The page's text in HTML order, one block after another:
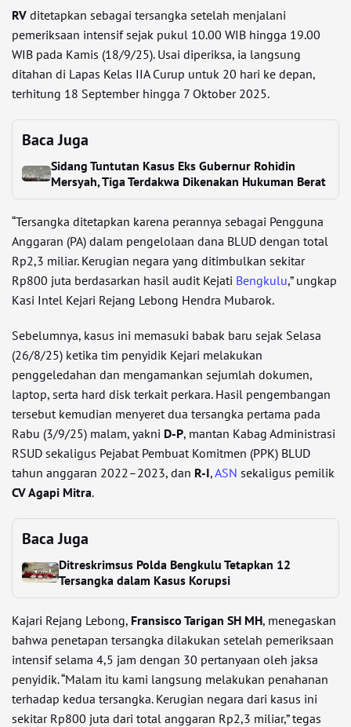
RV ditetapkan sebagai tersangka setelah menjalani
pemeriksaan intensif sejak pukul 10.00 WIB hingga 19.00
WIB pada Kamis (18/9/25). Usai diperiksa, ia langsung
ditahan di Lapas Kelas IIA Curup untuk 20 hari ke depan,
terhitung 18 September hingga 7 Oktober 2025.
Baca Juga
Sidang Tuntutan Kasus Eks Gubernur Rohidin
Mersyah, Tiga Terdakwa Dikenakan Hukuman Berat
“Tersangka ditetapkan karena perannya sebagai Pengguna
Anggaran (PA) dalam pengelolaan dana BLUD dengan total
Rp2,3 miliar. Kerugian negara yang ditimbulkan sekitar
Rp800 juta berdasarkan hasil audit Kejati Bengkulu,” ungkap
Kasi Intel Kejari Rejang Lebong Hendra Mubarok.
Sebelumnya, kasus ini memasuki babak baru sejak Selasa
(26/8/25) ketika tim penyidik Kejari melakukan
penggeledahan dan mengamankan sejumlah dokumen,
laptop, serta hard disk terkait perkara. Hasil pengembangan
tersebut kemudian menyeret dua tersangka pertama pada
Rabu (3/9/25) malam, yakni D-P, mantan Kabag Administrasi
RSUD sekaligus Pejabat Pembuat Komitmen (PPK) BLUD
tahun anggaran 2022–2023, dan R-I,ASN sekaligus pemilik
CV Agapi Mitra.
Baca Juga
Ditreskrimsus Polda Bengkulu Tetapkan 12
Tersangka dalam Kasus Korupsi
Kajari Rejang Lebong, Fransisco Tarigan SH MH, menegaskan
bahwa penetapan tersangka dilakukan setelah pemeriksaan
intensif selama 4,5 jam dengan 30 pertanyaan oleh jaksa
penyidik. “Malam itu kami langsung melakukan penahanan
terhadap kedua tersangka. Kerugian negara dari kasus ini
sekitar Rp800 juta dari total anggaran Rp2,3 miliar,” tegas